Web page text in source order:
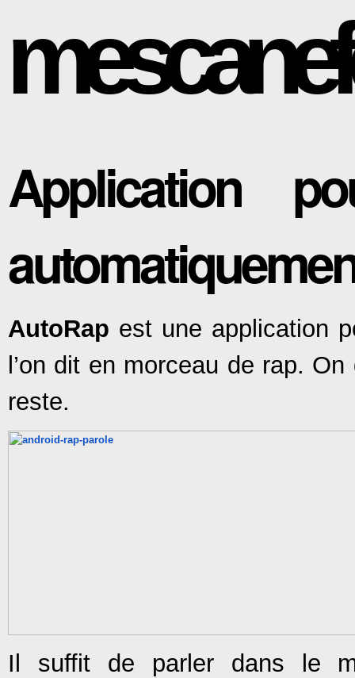
Application
AutoRap est une application
l’on dit en morceau de rap.
reste.
Il suffit de parler dans le